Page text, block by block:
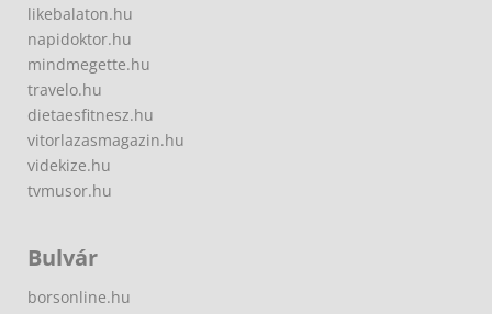
likebalaton.hu
napidoktor.hu
mindmegette.hu
travelo.hu
dietaesfitnesz.hu
vitorlazasmagazin.hu
videkize.hu
tvmusor.hu
Bulvár
borsonline.hu